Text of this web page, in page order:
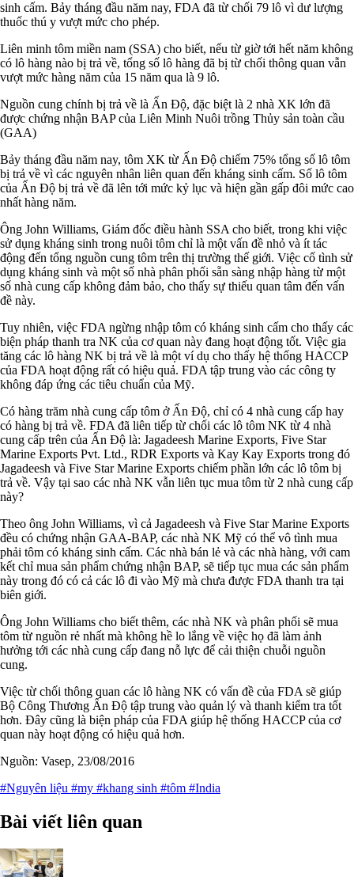
sinh cấm. Bảy tháng đầu năm nay, FDA đã từ chối 79 lô vì dư lượng
thuốc thú y vượt mức cho phép.
Liên minh tôm miền nam (SSA) cho biết, nếu từ giờ tới hết năm không
có lô hàng nào bị trả về, tổng số lô hàng đã bị từ chối thông quan vẫn
vượt mức hàng năm của 15 năm qua là 9 lô.
Nguồn cung chính bị trả về là Ấn Độ, đặc biệt là 2 nhà XK lớn đã
được chứng nhận BAP của Liên Minh Nuôi trồng Thủy sản toàn cầu
(GAA)
Bảy tháng đầu năm nay, tôm XK từ Ấn Độ chiếm 75% tổng số lô tôm
bị trả về vì các nguyên nhân liên quan đến kháng sinh cấm. Số lô tôm
của Ấn Độ bị trả về đã lên tới mức kỷ lục và hiện gần gấp đôi mức cao
nhất hàng năm.
Ông John Williams, Giám đốc điều hành SSA cho biết, trong khi việc
sử dụng kháng sinh trong nuôi tôm chỉ là một vấn đề nhỏ và ít tác
động đến tổng nguồn cung tôm trên thị trường thế giới. Việc cố tình sử
dụng kháng sinh và một số nhà phân phối sẵn sàng nhập hàng từ một
số nhà cung cấp không đảm bảo, cho thấy sự thiếu quan tâm đến vấn
đề này.
Tuy nhiên, việc FDA ngừng nhập tôm có kháng sinh cấm cho thấy các
biện pháp thanh tra NK của cơ quan này đang hoạt động tốt. Việc gia
tăng các lô hàng NK bị trả về là một ví dụ cho thấy hệ thống HACCP
của FDA hoạt động rất có hiệu quả. FDA tập trung vào các công ty
không đáp ứng các tiêu chuẩn của Mỹ.
Có hàng trăm nhà cung cấp tôm ở Ấn Độ, chỉ có 4 nhà cung cấp hay
có hàng bị trả về. FDA đã liên tiếp từ chối các lô tôm NK từ 4 nhà
cung cấp trên của Ấn Độ là: Jagadeesh Marine Exports, Five Star
Marine Exports Pvt. Ltd., RDR Exports và Kay Kay Exports trong đó
Jagadeesh và Five Star Marine Exports chiếm phần lớn các lô tôm bị
trả về. Vậy tại sao các nhà NK vẫn liên tục mua tôm từ 2 nhà cung cấp
này?
Theo ông John Williams, vì cả Jagadeesh và Five Star Marine Exports
đều có chứng nhận GAA-BAP, các nhà NK Mỹ có thể vô tình mua
phải tôm có kháng sinh cấm. Các nhà bán lẻ và các nhà hàng, với cam
kết chỉ mua sản phẩm chứng nhận BAP, sẽ tiếp tục mua các sản phẩm
này trong đó có cả các lô đi vào Mỹ mà chưa được FDA thanh tra tại
biên giới.
Ông John Williams cho biết thêm, các nhà NK và phân phối sẽ mua
tôm từ nguồn rẻ nhất mà không hề lo lắng về việc họ đã làm ảnh
hưởng tới các nhà cung cấp đang nỗ lực để cải thiện chuỗi nguồn
cung.
Việc từ chối thông quan các lô hàng NK có vấn đề của FDA sẽ giúp
Bộ Công Thương Ấn Độ tập trung vào quản lý và thanh kiểm tra tốt
hơn. Đây cũng là biện pháp của FDA giúp hệ thống HACCP của cơ
quan này hoạt động có hiệu quả hơn.
Nguồn: Vasep, 23/08/2016
#Nguyên liệu #my #khang sinh #tôm #India
Bài viết liên quan